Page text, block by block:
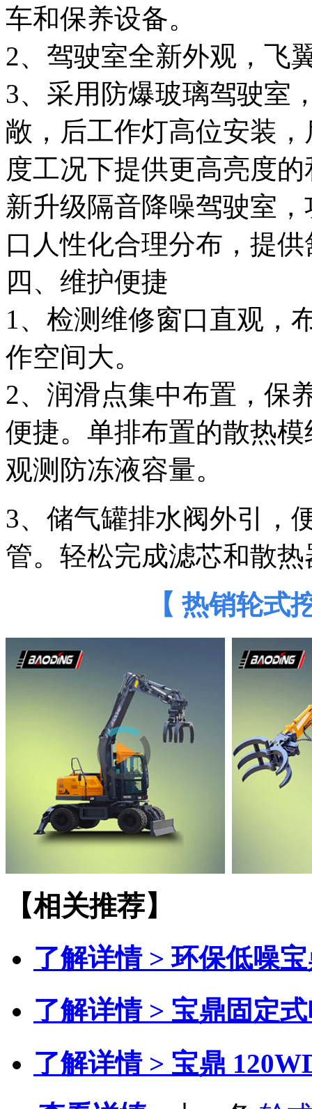
车和保养设备。
2、驾驶室全新外观，飞
3、采用防爆玻璃驾驶室
敞，后工作灯高位安装
度工况下提供更高亮度
新升级隔音降噪驾驶室
口人性化合理分布，提
四、维护便捷
1、检测维修窗口直观，
作空间大。
2、润滑点集中布置，保
便捷。单排布置的散热
观测防冻液容量。
3、储气罐排水阀外引，
管。轻松完成滤芯和散
【 热销轮式
【相关推荐】
了解详情 >环保低噪
了解详情 > 宝鼎固定
了解详情 > 宝鼎